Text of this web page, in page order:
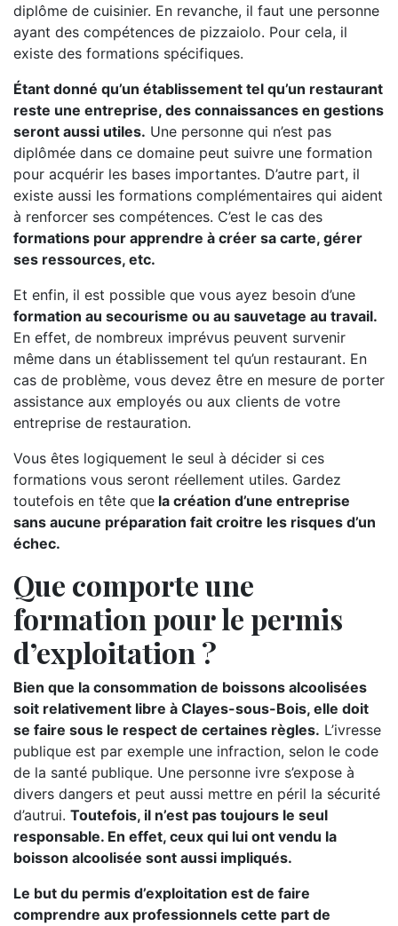
diplôme de cuisinier. En revanche, il faut une personne
ayant des compétences de pizzaiolo. Pour cela, il
existe des formations spécifiques.
Étant donné qu’un établissement tel qu’un restaurant
reste une entreprise, des connaissances en gestions
seront aussi utiles. Une personne qui n’est pas
diplômée dans ce domaine peut suivre une formation
pour acquérir les bases importantes. D’autre part, il
existe aussi les formations complémentaires qui aident
à renforcer ses compétences. C’est le cas des
formations pour apprendre à créer sa carte, gérer
ses ressources, etc.
Et enfin, il est possible que vous ayez besoin d’une
formation au secourisme ou au sauvetage au travail.
En effet, de nombreux imprévus peuvent survenir
même dans un établissement tel qu’un restaurant. En
cas de problème, vous devez être en mesure de porter
assistance aux employés ou aux clients de votre
entreprise de restauration.
Vous êtes logiquement le seul à décider si ces
formations vous seront réellement utiles. Gardez
toutefois en tête que la création d’une entreprise
sans aucune préparation fait croitre les risques d’un
échec.
Que comporte une
formation pour le permis
d’exploitation ?
Bien que la consommation de boissons alcoolisées
soit relativement libre à Clayes-sous-Bois, elle doit
se faire sous le respect de certaines règles. L’ivresse
publique est par exemple une infraction, selon le code
de la santé publique. Une personne ivre s’expose à
divers dangers et peut aussi mettre en péril la sécurité
d’autrui. Toutefois, il n’est pas toujours le seul
responsable. En effet, ceux qui lui ont vendu la
boisson alcoolisée sont aussi impliqués.
Le but du permis d’exploitation est de faire
comprendre aux professionnels cette part de